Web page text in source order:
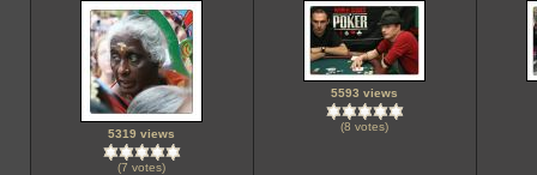
5319 views
(7 votes)
5593 views
(8 votes)